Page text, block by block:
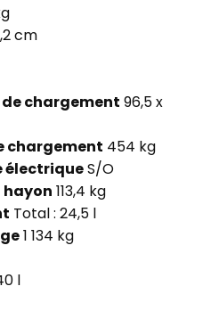
cm
chargement 96,5 x
chargement 454 kg
électriqueS/O
hayon 113,4 kg
Total : 24,5 l
1 134 kg
l